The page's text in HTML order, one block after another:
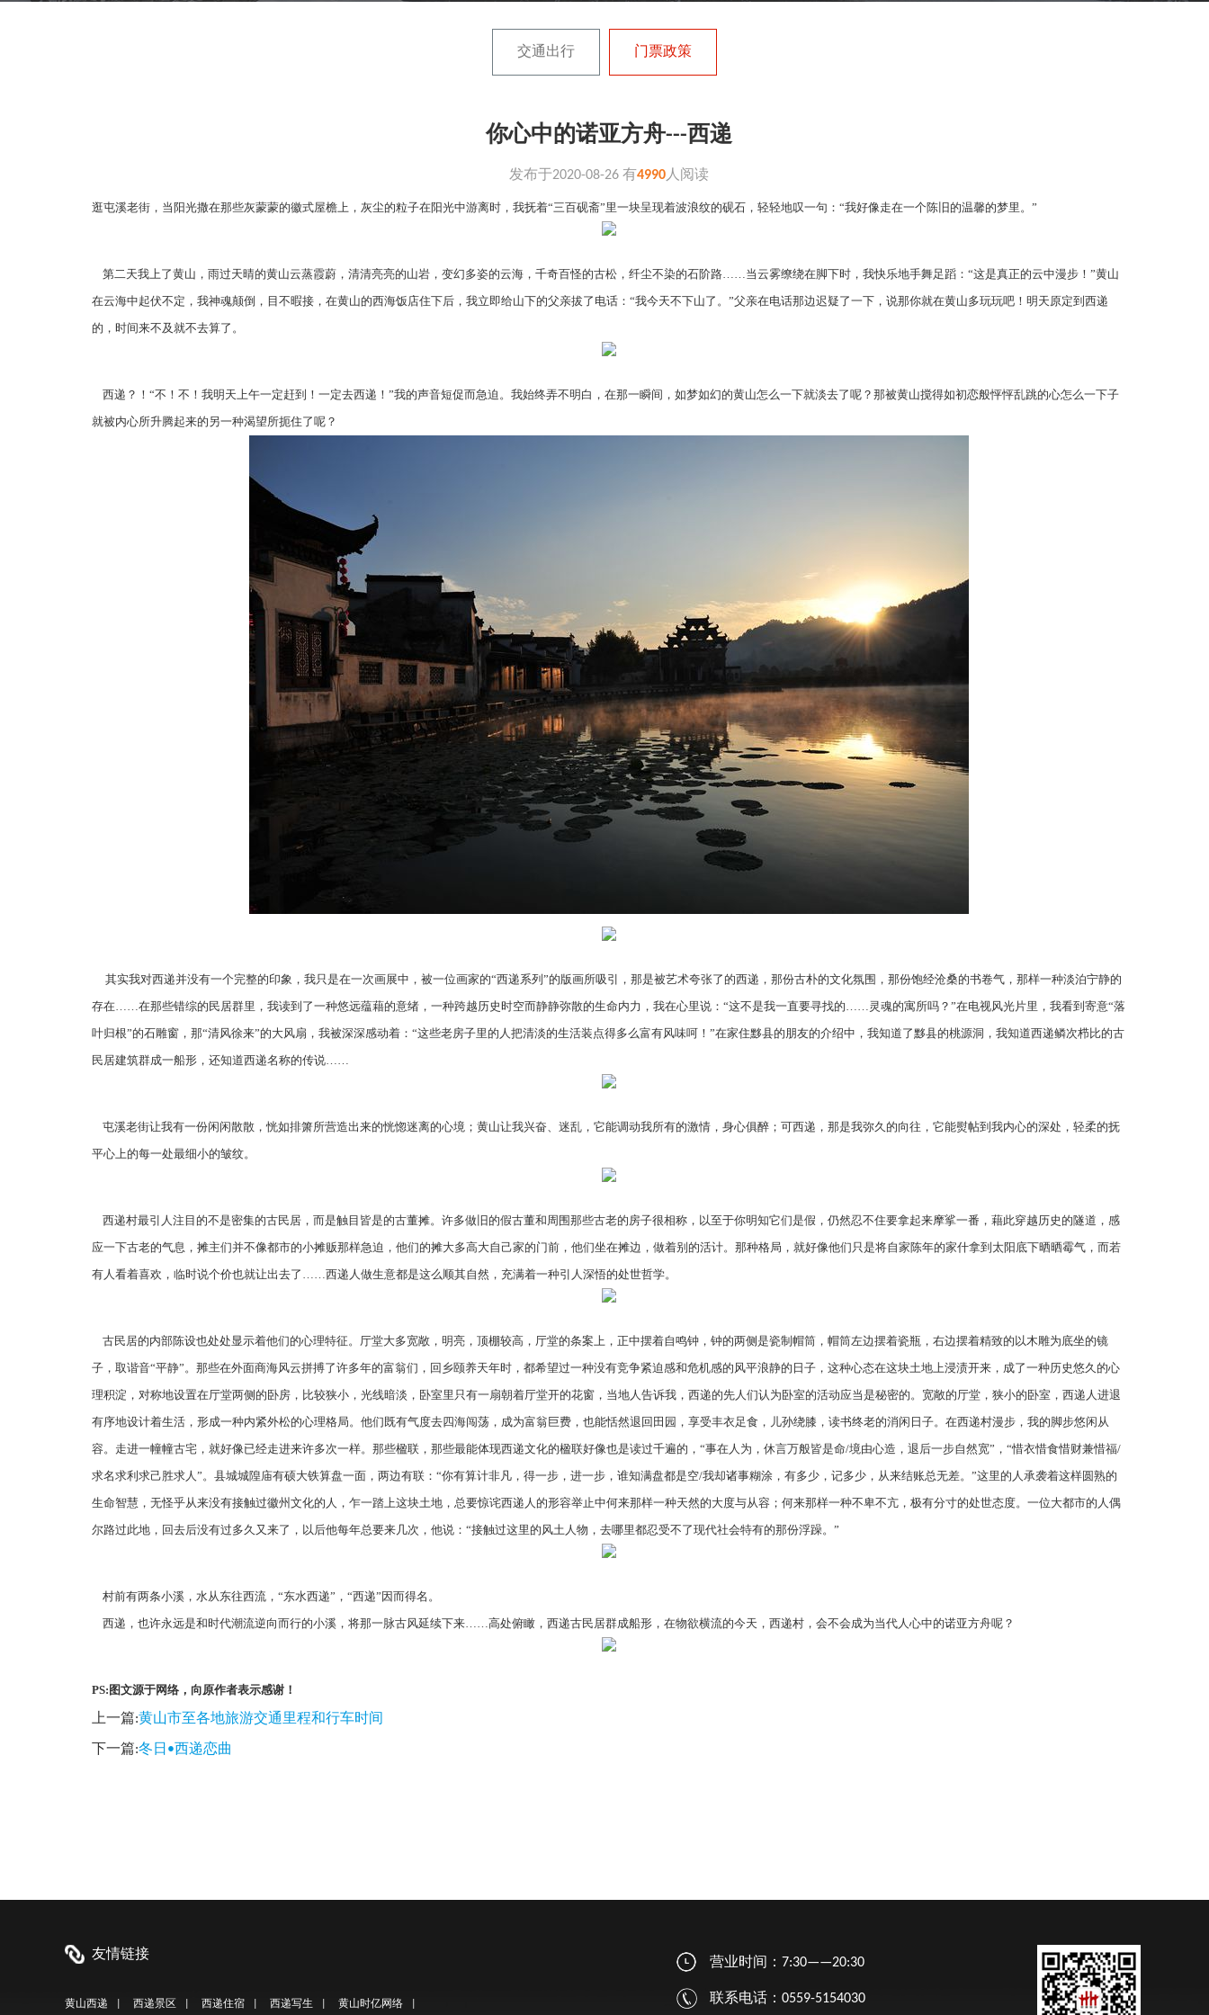
交通出行 门票政策
你心中的诺亚方舟---西递
发布于2020-08-26 有4990人阅读
逛屯溪老街，当阳光撒在那些灰蒙蒙的徽式屋檐上，灰尘的粒子在阳光中游离时，我抚着“三百砚斋”里一块呈现着波浪纹的砚石，轻轻地叹一句：“我好像走在一个陈旧的温馨的梦里。”
第二天我上了黄山，雨过天晴的黄山云蒸霞蔚，清清亮亮的山岩，变幻多姿的云海，千奇百怪的古松，纤尘不染的石阶路……当云雾缭绕在脚下时，我快乐地手舞足蹈：“这是真正的云中漫步！”黄山
在云海中起伏不定，我神魂颠倒，目不暇接，在黄山的西海饭店住下后，我立即给山下的父亲拔了电话：“我今天不下山了。”父亲在电话那边迟疑了一下，说那你就在黄山多玩玩吧！明天原定到西递
的，时间来不及就不去算了。
西递？！“不！不！我明天上午一定赶到！一定去西递！”我的声音短促而急迫。我始终弄不明白，在那一瞬间，如梦如幻的黄山怎么一下就淡去了呢？那被黄山搅得如初恋般怦怦乱跳的心怎么一下子
就被内心所升腾起来的另一种渴望所扼住了呢？
其实我对西递并没有一个完整的印象，我只是在一次画展中，被一位画家的“西递系列”的版画所吸引，那是被艺术夸张了的西递，那份古朴的文化氛围，那份饱经沧桑的书卷气，那样一种淡泊宁静的
存在……在那些错综的民居群里，我读到了一种悠远蕴藉的意绪，一种跨越历史时空而静静弥散的生命内力，我在心里说：“这不是我一直要寻找的……灵魂的寓所吗？”在电视风光片里，我看到寄意“落
叶归根”的石雕窗，那“清风徐来”的大风扇，我被深深感动着：“这些老房子里的人把清淡的生活装点得多么富有风味呵！”在家住黟县的朋友的介绍中，我知道了黟县的桃源洞，我知道西递鳞次栉比的古
民居建筑群成一船形，还知道西递名称的传说……
屯溪老街让我有一份闲闲散散，恍如排箫所营造出来的恍惚迷离的心境；黄山让我兴奋、迷乱，它能调动我所有的激情，身心俱醉；可西递，那是我弥久的向往，它能熨帖到我内心的深处，轻柔的抚
平心上的每一处最细小的皱纹。
西递村最引人注目的不是密集的古民居，而是触目皆是的古董摊。许多做旧的假古董和周围那些古老的房子很相称，以至于你明知它们是假，仍然忍不住要拿起来摩挲一番，藉此穿越历史的隧道，感
应一下古老的气息，摊主们并不像都市的小摊贩那样急迫，他们的摊大多高大自己家的门前，他们坐在摊边，做着别的活计。那种格局，就好像他们只是将自家陈年的家什拿到太阳底下晒晒霉气，而若
有人看着喜欢，临时说个价也就让出去了……西递人做生意都是这么顺其自然，充满着一种引人深悟的处世哲学。
古民居的内部陈设也处处显示着他们的心理特征。厅堂大多宽敞，明亮，顶棚较高，厅堂的条案上，正中摆着自鸣钟，钟的两侧是瓷制帽筒，帽筒左边摆着瓷瓶，右边摆着精致的以木雕为底坐的镜
子，取谐音“平静”。那些在外面商海风云拼搏了许多年的富翁们，回乡颐养天年时，都希望过一种没有竞争紧迫感和危机感的风平浪静的日子，这种心态在这块土地上浸渍开来，成了一种历史悠久的心
理积淀，对称地设置在厅堂两侧的卧房，比较狭小，光线暗淡，卧室里只有一扇朝着厅堂开的花窗，当地人告诉我，西递的先人们认为卧室的活动应当是秘密的。宽敞的厅堂，狭小的卧室，西递人进退
有序地设计着生活，形成一种内紧外松的心理格局。他们既有气度去四海闯荡，成为富翁巨费，也能恬然退回田园，享受丰衣足食，儿孙绕膝，读书终老的消闲日子。在西递村漫步，我的脚步悠闲从
容。走进一幢幢古宅，就好像已经走进来许多次一样。那些楹联，那些最能体现西递文化的楹联好像也是读过千遍的，“事在人为，休言万般皆是命/境由心造，退后一步自然宽”，“惜衣惜食惜财兼惜福/
求名求利求己胜求人”。县城城隍庙有硕大铁算盘一面，两边有联：“你有算计非凡，得一步，进一步，谁知满盘都是空/我却诸事糊涂，有多少，记多少，从来结账总无差。”这里的人承袭着这样圆熟的
生命智慧，无怪乎从来没有接触过徽州文化的人，乍一踏上这块土地，总要惊诧西递人的形容举止中何来那样一种天然的大度与从容；何来那样一种不卑不亢，极有分寸的处世态度。一位大都市的人偶
尔路过此地，回去后没有过多久又来了，以后他每年总要来几次，他说：“接触过这里的风土人物，去哪里都忍受不了现代社会特有的那份浮躁。”
村前有两条小溪，水从东往西流，“东水西递”，“西递”因而得名。
西递，也许永远是和时代潮流逆向而行的小溪，将那一脉古风延续下来……高处俯瞰，西递古民居群成船形，在物欲横流的今天，西递村，会不会成为当代人心中的诺亚方舟呢？
PS: 图文源于网络，向原作者表示感谢！
上一篇:黄山市至各地旅游交通里程和行车时间
下一篇:冬日•西递恋曲